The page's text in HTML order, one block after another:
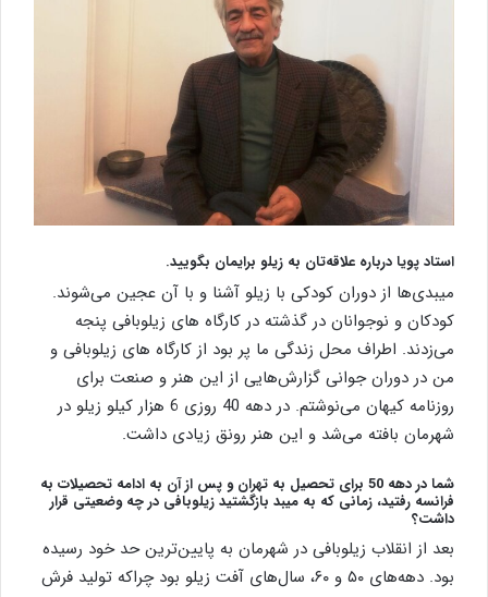
استاد پویا درباره علاقه‌تان به زیلو برایمان بگویید.
میبدی‌ها از دوران کودکی با زیلو آشنا و با آن عجین می‌شوند.
کودکان و نوجوانان در گذشته در کارگاه های زیلوبافی پنجه
می‌زدند. اطراف محل زندگی ما پر بود از کارگاه های زیلوبافی و
من در دوران جوانی گزارش‌هایی از این هنر و صنعت برای
روزنامه کیهان می‌نوشتم. در دهه 40 روزی 6 هزار کیلو زیلو در
شهرمان بافته می‌شد و این هنر رونق زیادی داشت.
شما در دهه 50 برای تحصیل به تهران و پس از آن به ادامه تحصیلات به
فرانسه رفتید، زمانی که به میبد بازگشتید زیلوبافی در چه وضعیتی قرار
داشت؟
بعد از انقلاب زیلوبافی در شهرمان به پایین‌ترین حد خود رسیده
بود. دهه‌های ۵۰ و ۶۰، سال‌های آفت زیلو بود چراکه تولید فرش